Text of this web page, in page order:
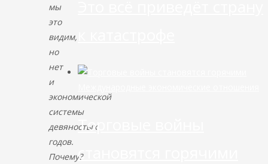
мы
это
видим,
но
нет
и
экономической
системы
девяностых
годов.
Почему?
Торговые войны
становятся горячими